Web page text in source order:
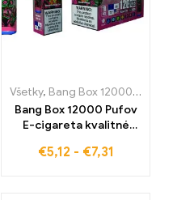
Jednorazové e-cigaretky,
Všetky, Bang Box 12000 Pufov
Bang Box 12000 Pufov
E-cigareta kvalitné
cigarety s lahodnou
€5,12 - €7,31